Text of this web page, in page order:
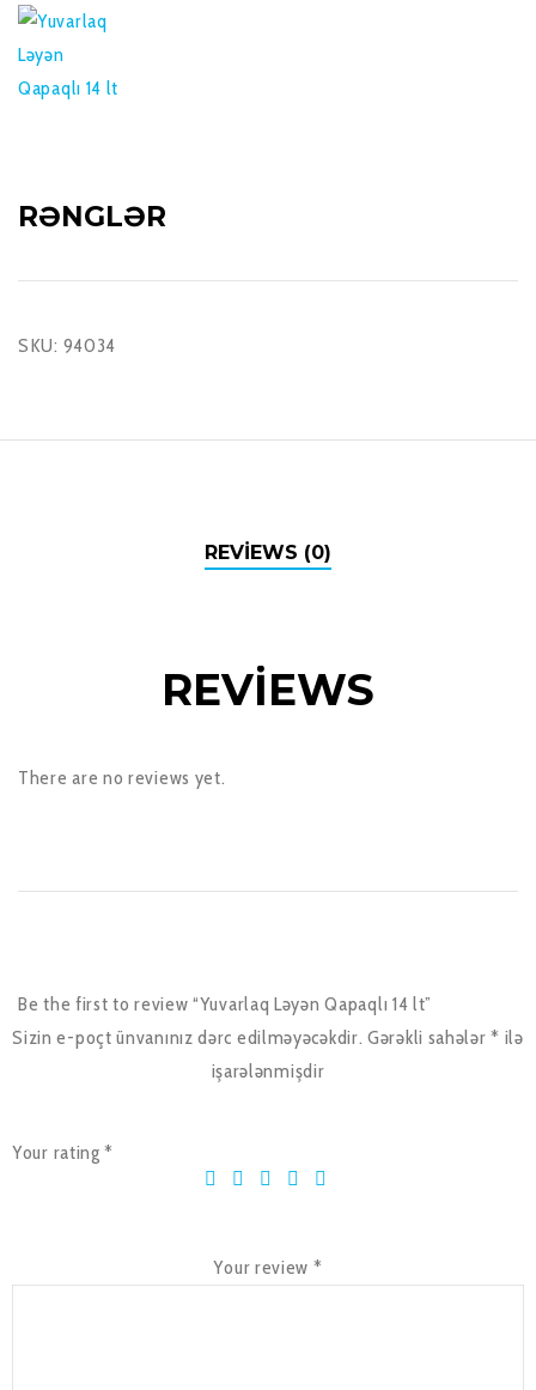
RƏNGLƏR
SKU: 94034
REVIEWS (0)
REVIEWS
There are no reviews yet.
Be the first to review “Yuvarlaq Ləyən Qapaqlı 14 lt”
Sizin e-poçt ünvanınız dərc edilməyəcəkdir. Gərəkli sahələr* ilə
işarələnmişdir
Your rating*
Your review *